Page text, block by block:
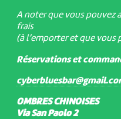
A noter que vous pouvez
frais
(à l’emporter et que vous
Réservations et
OMBRES CHINOISES
Via San Paolo 2